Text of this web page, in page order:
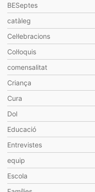
BESeptes
catàleg
Cel·lebracions
Col·loquis
comensalitat
Criança
Cura
Dol
Educació
Entrevistes
equip
Escola